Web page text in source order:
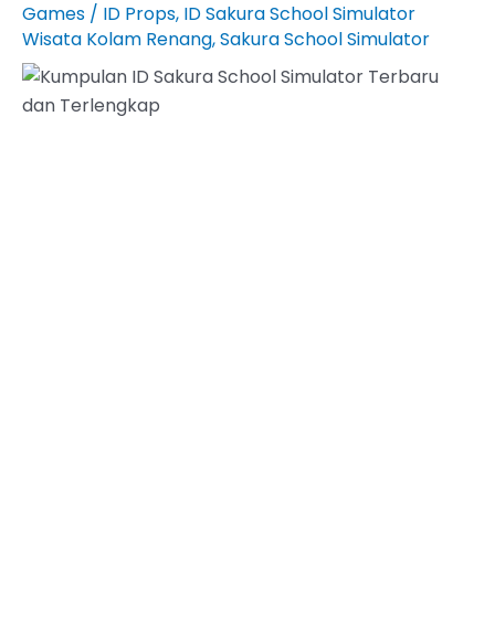
Games / ID Props, ID Sakura School Simulator
Wisata Kolam Renang,Sakura School Simulator